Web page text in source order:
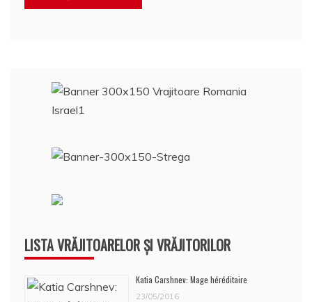
LISTA VRĂJITOARELOR ȘI VRĂJITORILOR
Katia Carshnev: Mage héréditaire
23/05/2016